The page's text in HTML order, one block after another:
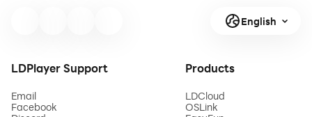
English
LDPlayer Support
Email
Facebook
Products
LDCloud
OSLink